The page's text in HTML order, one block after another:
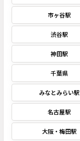
市ヶ谷駅
渋谷駅
神田駅
千葉県
みなとみらい駅
名古屋駅
大阪・梅田駅